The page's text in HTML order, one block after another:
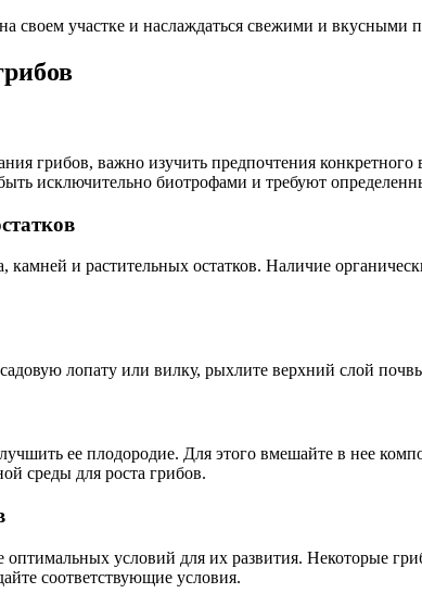
своем участке и наслаждаться свежими и вкусными
грибов, важно изучить предпочтения
исключительно биотрофами и требуют
камней и растительных остатков. Наличие
лопату или вилку, рыхлите верхний слой
ее плодородие. Для этого вмешайте в нее
среды для роста грибов.
оптимальных условий для их развития. Некоторые
соответствующие условия.